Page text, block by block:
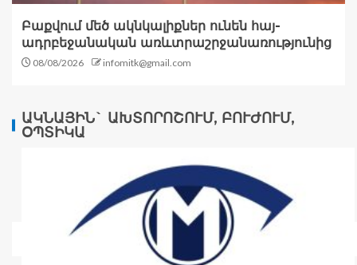
Բաքվում մեծ ակնկալիքներ ունեն հայ-
ադրբեջանական առևտրաշրջանառությունից
08/08/2026 infomitk@gmail.com
ԱԿՆԱՅԻՆ` ԱԽՏՈՐՈՇՈՒՄ, ԲՈՒԺՈՒՄ,
ՕՊՏԻԿԱ